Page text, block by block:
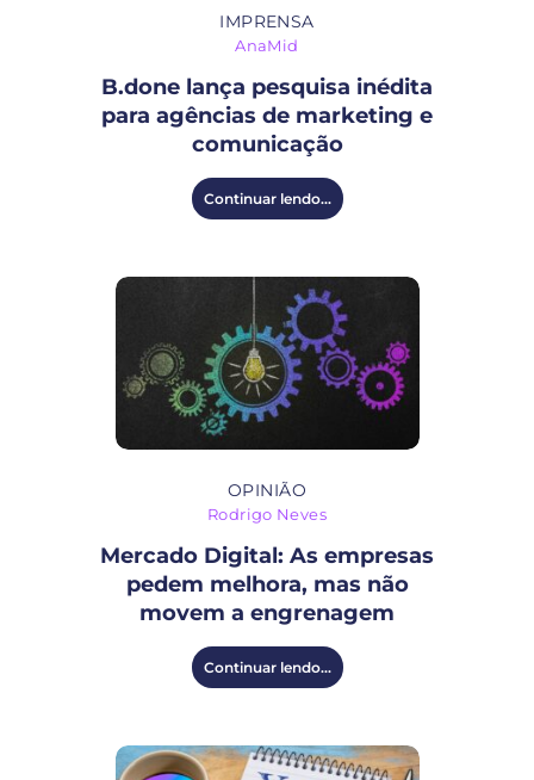
IMPRENSA
AnaMid
B.done lança pesquisa inédita
para agências de marketing e
comunicação
Continuar lendo...
OPINIÃO
Rodrigo Neves
Mercado Digital: As empresas
pedem melhora, mas não
movem a engrenagem
Continuar lendo...